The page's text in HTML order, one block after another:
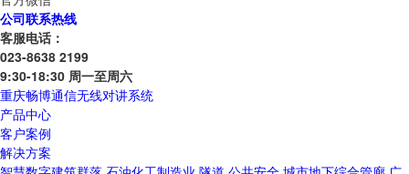
公司联系热线
客服电话：
023-8638 2199
9:30-18:30 周一至周六
重庆畅博通信无线对讲系统
产品中心
客户案例
解决方案